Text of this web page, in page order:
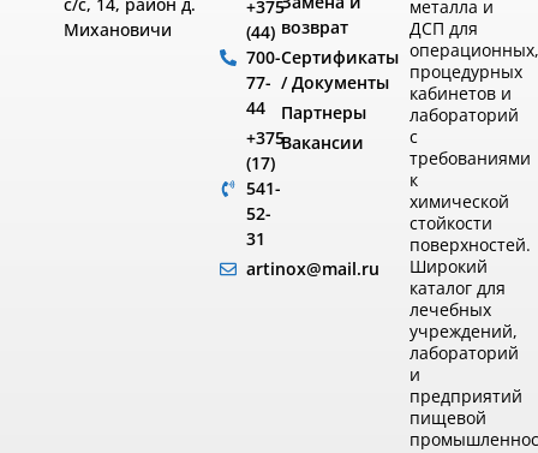
Михановичи
+375
(44)
700-
77-
44
+375
(17)
541-
52-
31
artinox@mail.ru
возврат
Сертификаты
/ Документы
Партнеры
Вакансии
металла и
ДСП для
операционных,
процедурных
кабинетов и
лабораторий
с
требованиями
к
химической
стойкости
поверхностей.
Широкий
каталог для
лечебных
учреждений,
лабораторий
и
предприятий
пищевой